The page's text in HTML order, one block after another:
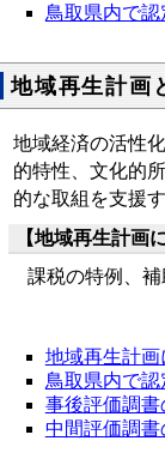
鳥取県内で
地域再生計画
地域経済の活性
的特性、文化的
的な取組を支援
【地域再生計画
課税の特例、補
地域再生計画
鳥取県内で
事後評価調書
中間評価調書